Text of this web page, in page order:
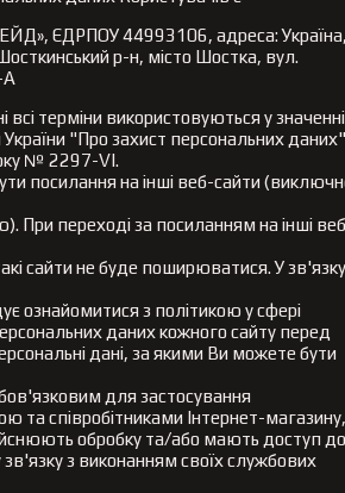
ЄДРПОУ 44993106, адреса:
р-н, місто Шостка, вул.
А
терміни використовуються у
"Про захист персональних даних"
№ 2297-VI.
посилання на інші веб-сайти
При переході за посиланням на інші
сайти не буде поширюватися. У зв'язку
ознайомитися з політикою у сфері
даних кожного сайту перед
дані, за якими Ви можете бути
для застосування
та співробітниками Інтернет-магазину,
обробку та/або мають доступ до
з виконанням своїх службових